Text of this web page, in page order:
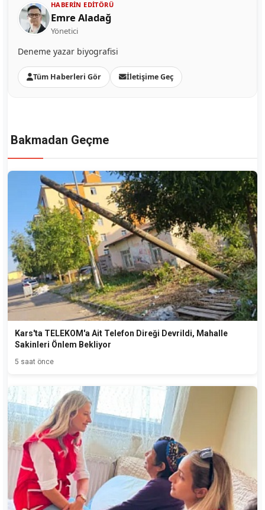
HABERIN EDITÖRÜ
Emre Aladağ
Yönetici
Deneme yazar biyografisi
Tüm Haberleri Gör İletişime Geç
Bakmadan Geçme
Kars'ta TELEKOM'a Ait Telefon Direği Devrildi, Mahalle
Sakinleri Önlem Bekliyor
5 saat önce